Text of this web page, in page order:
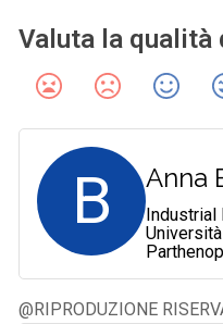
Valuta la
B Anna
Industrial
@RIPRODUZIONE